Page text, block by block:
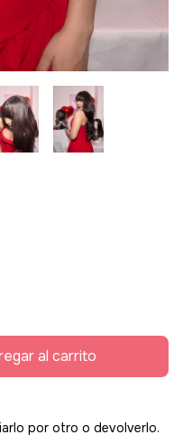
por otro o devolverlo.